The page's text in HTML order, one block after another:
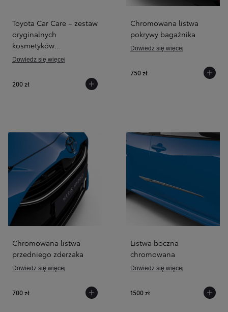
Toyota Car Care – zestaw
oryginalnych
kosmetyków
samochodowych
Dowiedz się więcej
200 zł
Chromowana listwa
pokrywy bagażnika
Dowiedz się więcej
750 zł
Chromowana listwa
przedniego zderzaka
Dowiedz się więcej
700 zł
Listwa boczna
chromowana
Dowiedz się więcej
1500 zł